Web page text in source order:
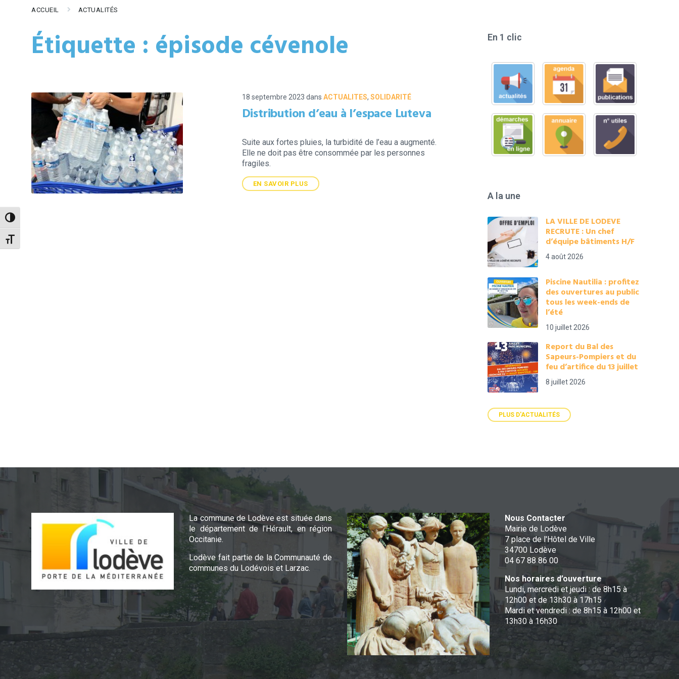
Passer en contraste élevé
Changer la taille de la police
ACCUEIL ACTUALITÉS
Étiquette : épisode cévenole
18 septembre 2023 dans ACTUALITES, SOLIDARITÉ
Distribution d’eau à l’espace Luteva
Suite aux fortes pluies, la turbidité de l’eau a augmenté.
Elle ne doit pas être consommée par les personnes
fragiles.
EN SAVOIR PLUS
En 1 clic
A la une
LA VILLE DE LODEVE
RECRUTE : Un chef
d’équipe bâtiments H/F
4 août 2026
Piscine Nautilia : profitez
des ouvertures au public
tous les week-ends de
l’été
10 juillet 2026
Report du Bal des
Sapeurs-Pompiers et du
feu d’artifice du 13 juillet
8 juillet 2026
PLUS D'ACTUALITÉS
La commune de Lodève est située dans
le département de l'Hérault, en région
Occitanie.
Lodève fait partie de la Communauté de
communes du Lodévois et Larzac.
Nous Contacter
Mairie de Lodève
7 place de l'Hôtel de Ville
34700 Lodève
04 67 88 86 00
Nos horaires d’ouverture
Lundi, mercredi et jeudi : de 8h15 à
12h00 et de 13h30 à 17h15
Mardi et vendredi : de 8h15 à 12h00 et
13h30 à 16h30